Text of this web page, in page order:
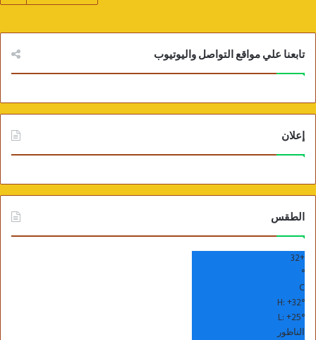
تابعنا علي مواقع التواصل واليوتيوب
إعلان
الطقس
+
32
°
C
H:+32°
L:+25°
الناظور